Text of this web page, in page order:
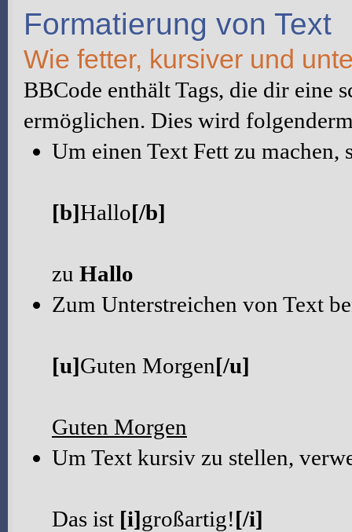
Formatierung von Text
Wie fetter, kursiver und
BBCode enthält Tags, die dir eine
ermöglichen. Dies wird
Um einen Text Fett zu
[b]Hallo[/b]
zu Hallo
Zum Unterstreichen von Text
[u]Guten Morgen[/u]
Guten Morgen
Um Text kursiv zu stellen,
Das ist [i]großartig![/i]